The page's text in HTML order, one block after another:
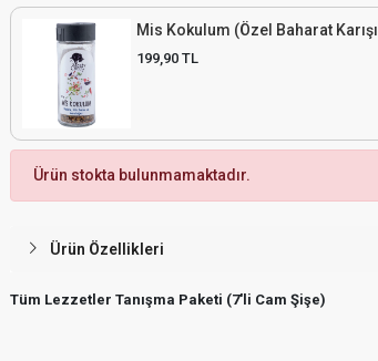
Mis Kokulum (Özel Baharat
199,90 TL
Ürün stokta bulunmamaktadır.
Ürün Özellikleri
Tüm Lezzetler Tanışma Paketi (7'li Cam Şişe)